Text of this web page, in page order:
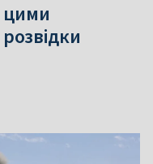
цими